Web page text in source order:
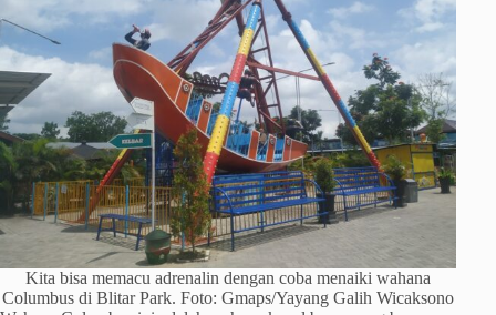
Kita bisa memacu adrenalin dengan coba menaiki wahana
Columbus di Blitar Park. Foto: Gmaps/Yayang Galih Wicaksono